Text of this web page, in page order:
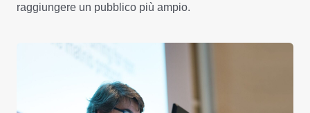
raggiungere un pubblico più ampio.